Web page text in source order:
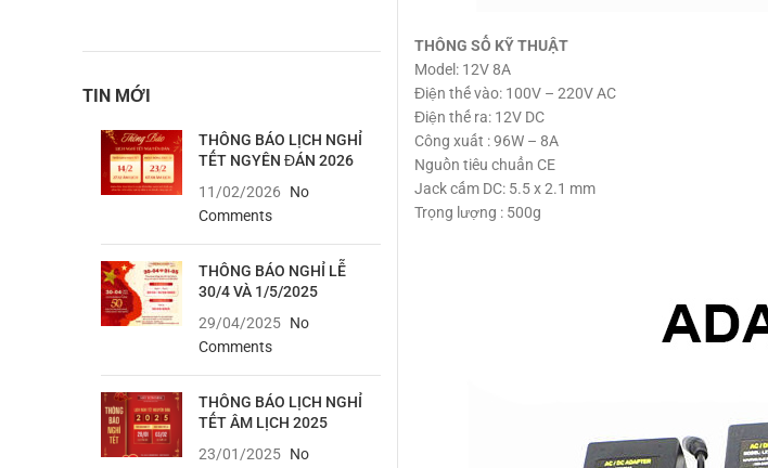
THÔNG SỐ KỸ THUẬT
Model: 12V 8A
Điện thế vào: 100V – 220V AC
Điện thế ra: 12V DC
Công xuất : 96W – 8A
Nguồn tiêu chuẩn CE
Jack cấm DC: 5.5 x 2.1 mm
Trọng lượng : 500g
TIN MỚI
THÔNG BÁO LỊCH NGHỈ
TẾT NGYÊN ĐÁN 2026
11/02/2026
No
Comments
THÔNG BÁO NGHỈ LỄ
30/4 VÀ 1/5/2025
29/04/2025 No
Comments
THÔNG BÁO LỊCH NGHỈ
TẾT ÂM LỊCH 2025
23/01/2025 No